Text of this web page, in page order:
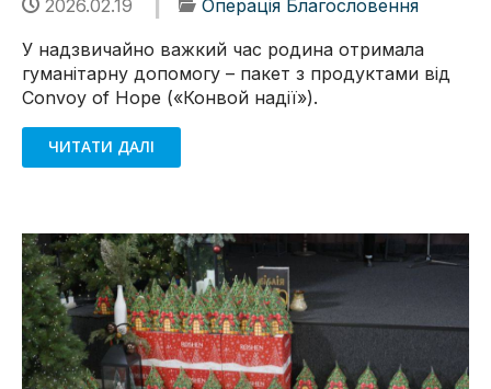
2026.02.19
Операція Благословення
У надзвичайно важкий час родина отримала
гуманітарну допомогу – пакет з продуктами від
Convoy of Hope («Конвой надії»).
ЧИТАТИ ДАЛІ